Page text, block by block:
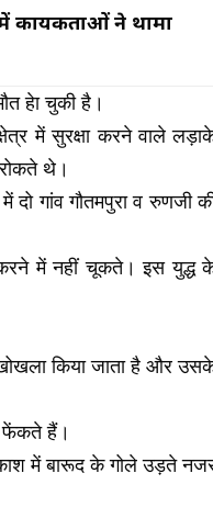
कार्यकर्ताओं ने थामा
हेा चुकी है।
में सुरक्षा करने वाले
थे।
दो गांव गौतमपुरा व रुणजी
में नहीं चूकते। इस युद्ध
किया जाता है और
फेंकते हैं।
में बारूद के गोले उड़ते